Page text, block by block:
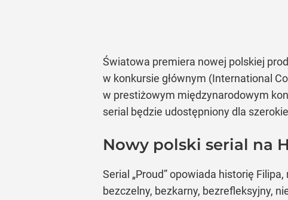
Światowa premiera nowej polskiej
w konkursie głównym (International
w prestiżowym międzynarodowym
serial będzie udostępniony dla
Nowy polski serial na
Serial „Proud” opowiada historię
bezczelny, bezkarny, bezrefleksyjny,